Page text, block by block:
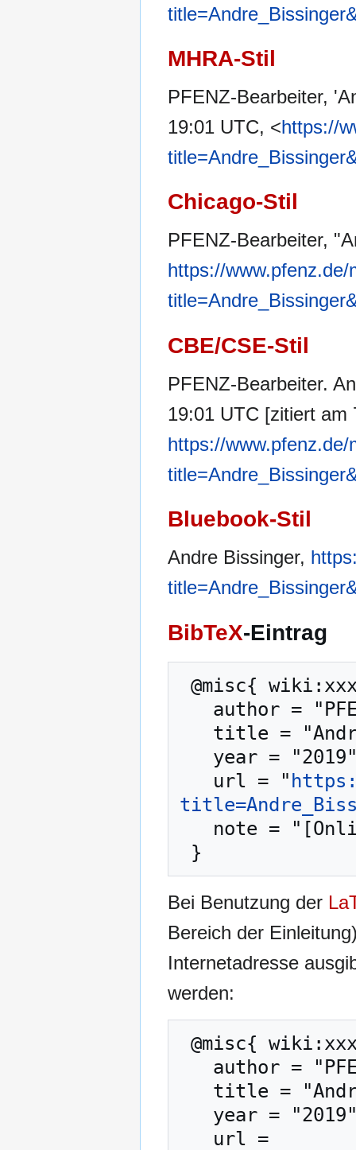
MHRA-Stil
PFENZ-Bearbeiter,
19:01 UTC, <https://
Chicago-Stil
PFENZ-Bearbeiter,
https://
CBE/CSE-Stil
PFENZ-Bearbeiter.
19:01 UTC [zitiert am
https://
Bluebook-Stil
Andre Bissinger,
BibTeX-Eintrag
   url = "
Bei Benutzung der
Bereich der
Internetadresse
werden: